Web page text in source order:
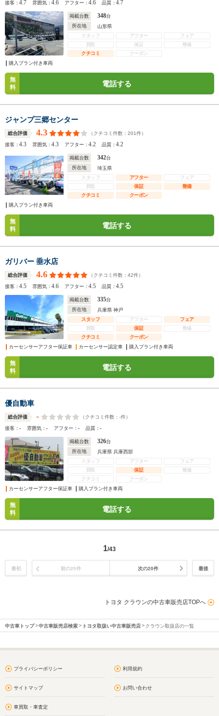
接客：4.7 雰囲気：4.6 アフター：4.6 品質：4.7
掲載台数 348台
所在地
山形県
スタッフ
アフター
フェア
買取
保証
整備
クチコミ
クーポン
購入プラン付き車両
無
料
電話する
ジャンプ三郷センター
総合評価 4.3 （クチコミ件数： 201件）
接客：4.3 雰囲気：4.3 アフター：4.2 品質：4.2
掲載台数 342台
所在地
埼玉県
スタッフ
アフター
フェア
買取
保証
整備
クチコミ
クーポン
購入プラン付き車両
無
料
電話する
ガリバー 垂水店
総合評価 4.6 （クチコミ件数： 42件）
接客：4.5 雰囲気：4.6 アフター：4.5 品質：4.5
掲載台数 335台
所在地
兵庫県 神戸
スタッフ
アフター
フェア
買取
保証
整備
クチコミ
クーポン
カーセンサーアフター保証車
カーセンサー認定車 購入プラン付き車両
無
料
電話する
優自動車
総合評価 - （クチコミ件数： -件）
接客：- 雰囲気：- アフター：- 品質：-
掲載台数 326台
所在地
兵庫県 兵庫西部
スタッフ
アフター
フェア
買取
保証
整備
クチコミ
クーポン
カーセンサーアフター保証車
購入プラン付き車両
無
料
電話する
1/43
最初 前の20件 次の20件 最後
トヨタ クラウンの中古車販売店TOPへ
中古車トップ 中古車販売店検索 トヨタ取扱い中古車販売店 クラウン取扱店の一覧
プライバシーポリシー 利用規約
サイトマップ お問い合わせ
車買取・車査定